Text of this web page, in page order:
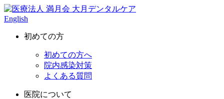
English
初めての方
初めての方へ
院内感染対策
よくある質問
医院について